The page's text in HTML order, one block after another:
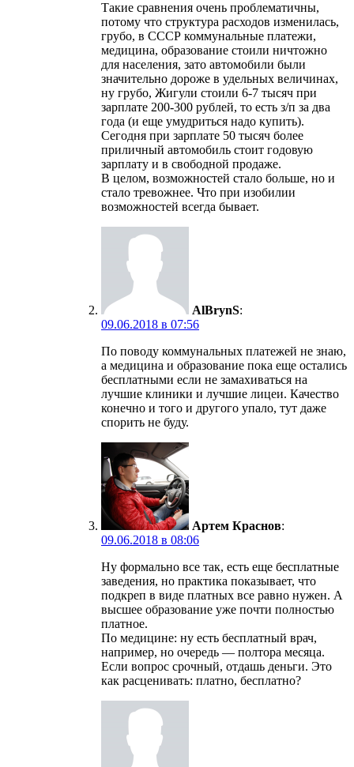
Такие сравнения очень проблематичны,
потому что структура расходов изменилась,
грубо, в СССР коммунальные платежи,
медицина, образование стоили ничтожно
для населения, зато автомобили были
значительно дороже в удельных величинах,
ну грубо, Жигули стоили 6-7 тысяч при
зарплате 200-300 рублей, то есть з/п за два
года (и еще умудриться надо купить).
Сегодня при зарплате 50 тысяч более
приличный автомобиль стоит годовую
зарплату и в свободной продаже.
В целом, возможностей стало больше, но и
стало тревожнее. Что при изобилии
возможностей всегда бывает.
AlBrynS:
09.06.2018 в 07:56
По поводу коммунальных платежей не знаю,
а медицина и образование пока еще остались
бесплатными если не замахиваться на
лучшие клиники и лучшие лицеи. Качество
конечно и того и другого упало, тут даже
спорить не буду.
Артем Краснов:
09.06.2018 в 08:06
Ну формально все так, есть еще бесплатные
заведения, но практика показывает, что
подкреп в виде платных все равно нужен. А
высшее образование уже почти полностью
платное.
По медицине: ну есть бесплатный врач,
например, но очередь — полтора месяца.
Если вопрос срочный, отдашь деньги. Это
как расценивать: платно, бесплатно?